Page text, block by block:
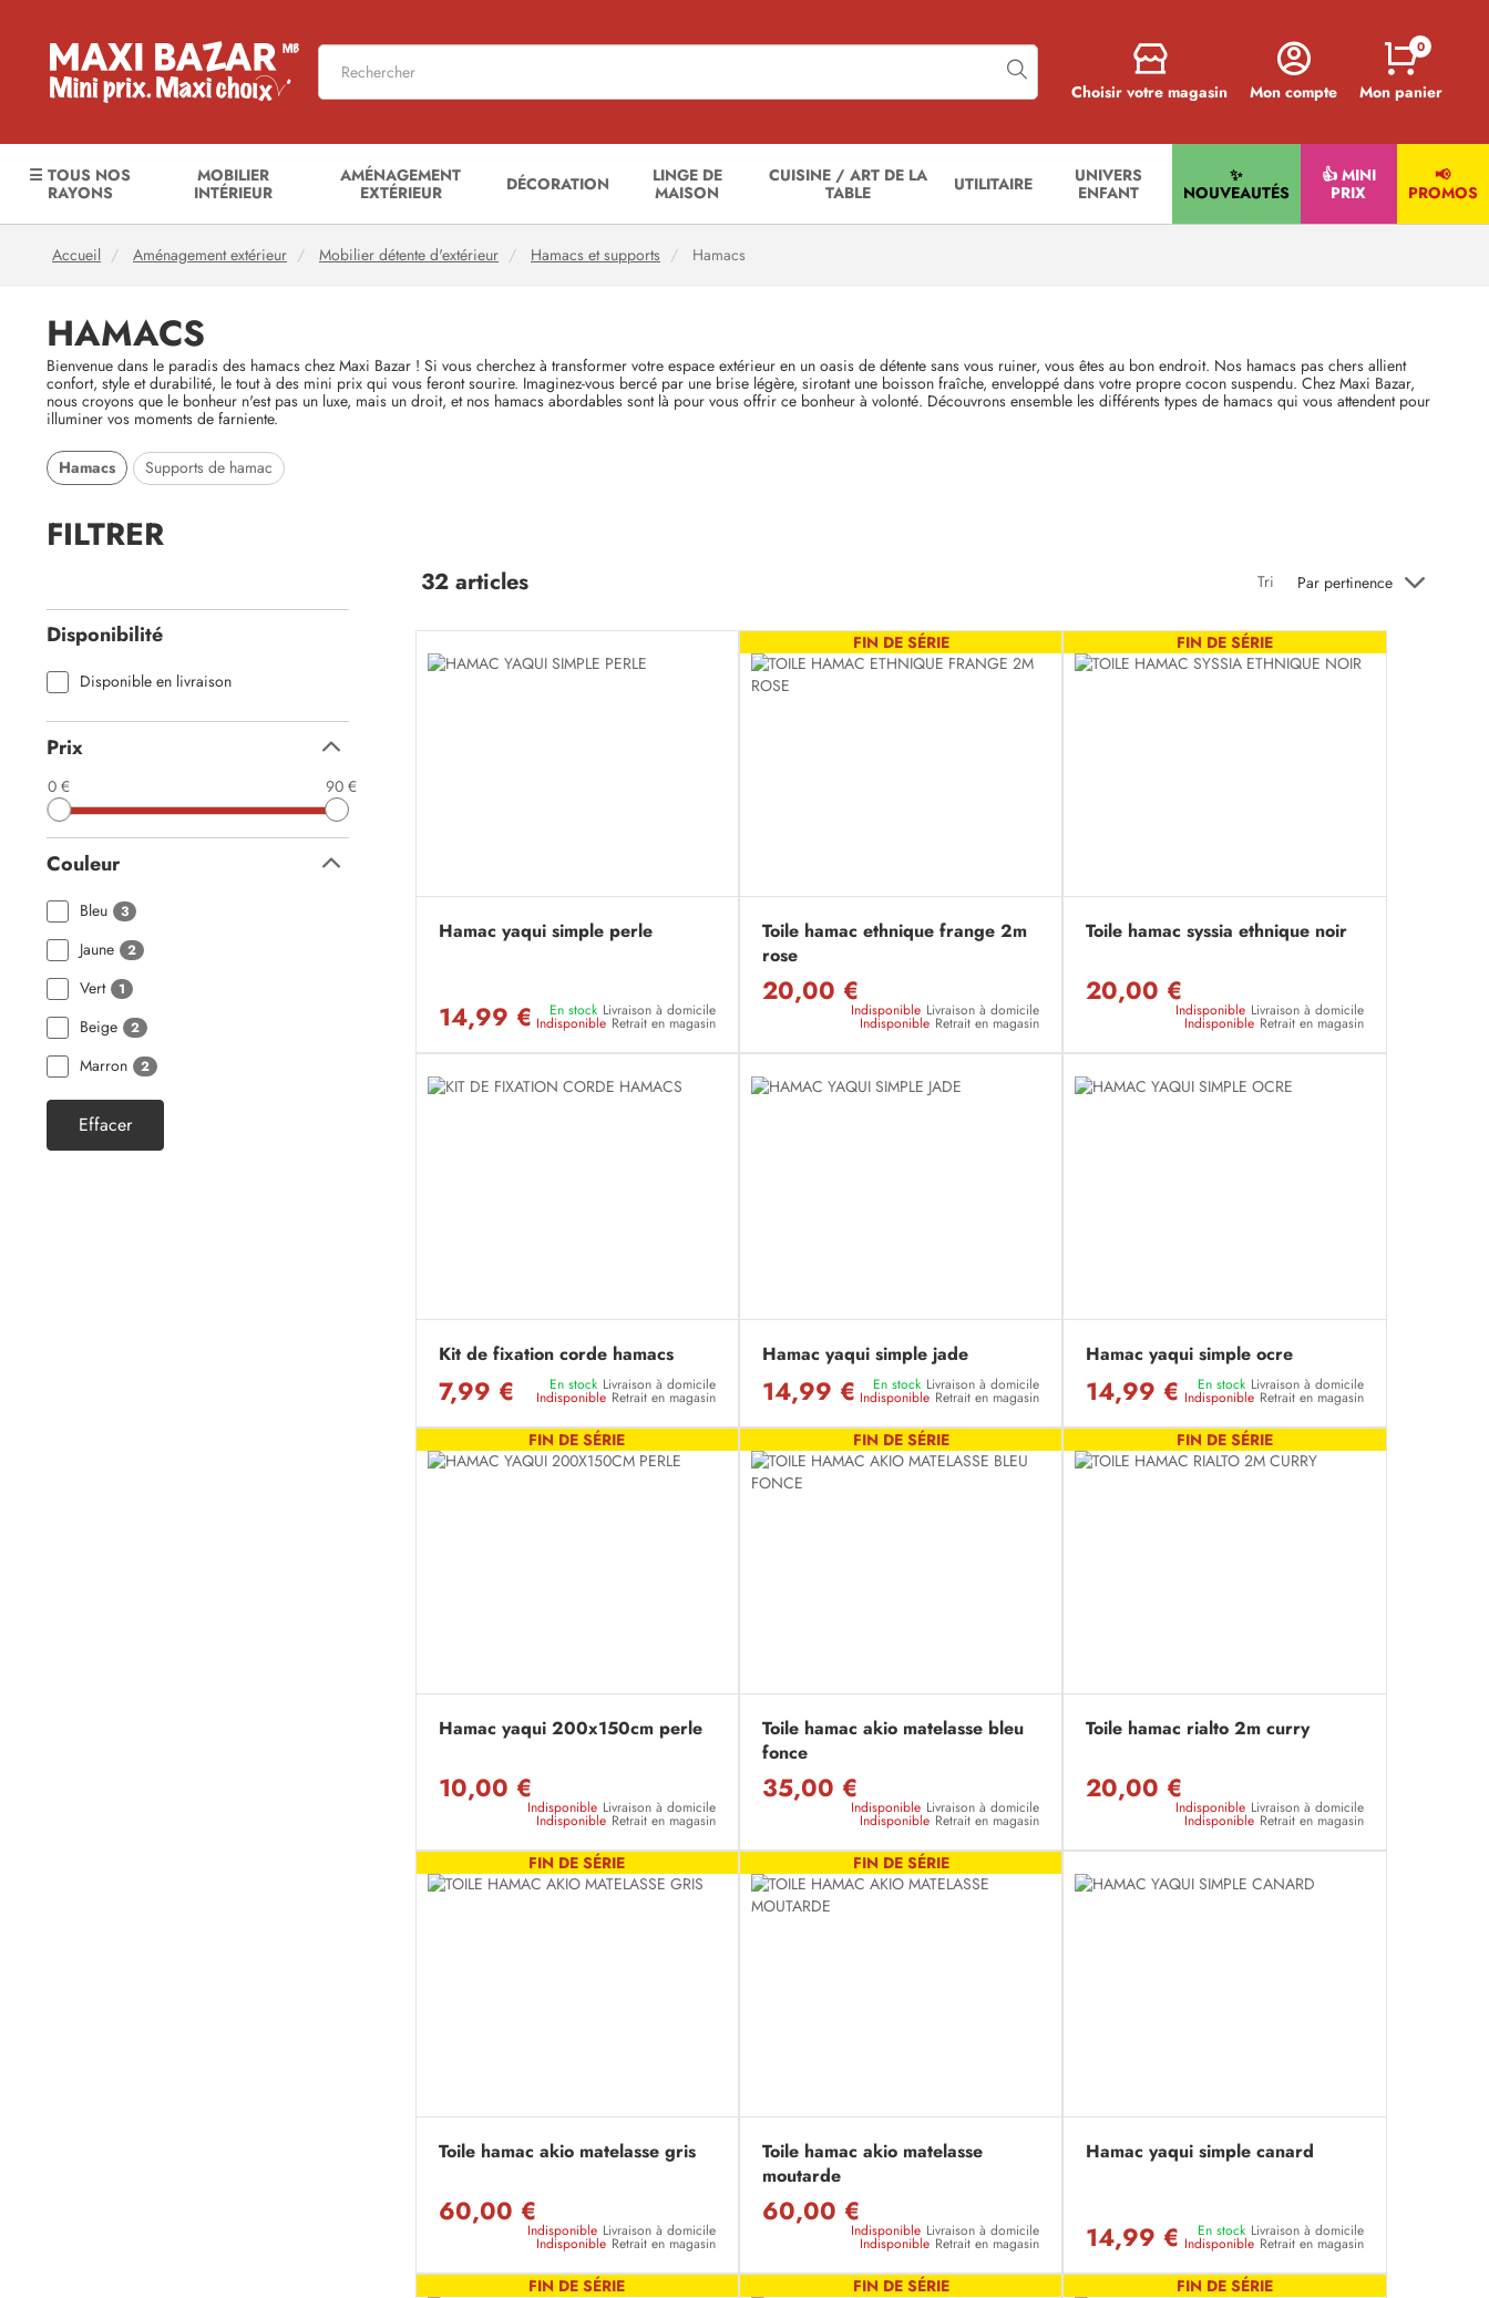
Choisir votre magasin Mon compte Mon panier
0
☰ TOUS NOS
RAYONS
MOBILIER
INTÉRIEUR
AMÉNAGEMENT
EXTÉRIEUR
DÉCORATION
LINGE DE
MAISON
CUISINE / ART DE LA
TABLE
UTILITAIRE
UNIVERS
ENFANT
✨
NOUVEAUTÉS
👍 MINI
PRIX
📢
PROMOS
Accueil Aménagement extérieur Mobilier détente d'extérieur Hamacs et supports Hamacs
HAMACS
Bienvenue dans le paradis des hamacs chez Maxi Bazar ! Si vous cherchez à transformer votre espace extérieur en un oasis de détente sans vous ruiner, vous êtes au bon endroit. Nos hamacs pas chers allient
confort, style et durabilité, le tout à des mini prix qui vous feront sourire. Imaginez-vous bercé par une brise légère, sirotant une boisson fraîche, enveloppé dans votre propre cocon suspendu. Chez Maxi Bazar,
nous croyons que le bonheur n'est pas un luxe, mais un droit, et nos hamacs abordables sont là pour vous offrir ce bonheur à volonté. Découvrons ensemble les différents types de hamacs qui vous attendent pour
illuminer vos moments de farniente.
Hamacs Supports de hamac
FILTRER
Disponibilité
Disponible en livraison
Prix Replier
0 € 90 €
Couleur Replier
Bleu 3
Jaune 2
Vert 1
Beige 2
Marron 2
Effacer
Tri Par pertinence
Hamac yaqui simple perle
14,99 € En stock Livraison à domicile
Indisponible Retrait en magasin
FIN DE SÉRIE
Toile hamac ethnique frange 2m
rose
20,00 €
Indisponible Livraison à domicile
Indisponible Retrait en magasin
FIN DE SÉRIE
Toile hamac syssia ethnique noir
20,00 €
Indisponible Livraison à domicile
Indisponible Retrait en magasin
Kit de fixation corde hamacs
7,99 € En stock Livraison à domicile
Indisponible Retrait en magasin
Hamac yaqui simple jade
14,99 € En stock Livraison à domicile
Indisponible Retrait en magasin
Hamac yaqui simple ocre
14,99 € En stock Livraison à domicile
Indisponible Retrait en magasin
FIN DE SÉRIE
Hamac yaqui 200x150cm perle
10,00 €
Indisponible Livraison à domicile
Indisponible Retrait en magasin
FIN DE SÉRIE
Toile hamac akio matelasse bleu
fonce
35,00 €
Indisponible Livraison à domicile
Indisponible Retrait en magasin
FIN DE SÉRIE
Toile hamac rialto 2m curry
20,00 €
Indisponible Livraison à domicile
Indisponible Retrait en magasin
FIN DE SÉRIE
Toile hamac akio matelasse gris
60,00 €
Indisponible Livraison à domicile
Indisponible Retrait en magasin
FIN DE SÉRIE
Toile hamac akio matelasse
moutarde
60,00 €
Indisponible Livraison à domicile
Indisponible Retrait en magasin
Hamac yaqui simple canard
14,99 € En stock Livraison à domicile
Indisponible Retrait en magasin
FIN DE SÉRIE FIN DE SÉRIE FIN DE SÉRIE
32 articles